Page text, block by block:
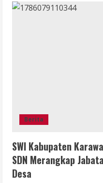
Berita
SWI Kabupaten
SDN Merangkap
Desa